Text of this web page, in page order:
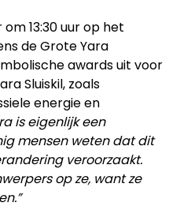
13:30 uur op het
de Grote Yara
awards uit voor
Sluiskil, zoals
energie en
is eigenlijk een
mensen weten dat dit
veroorzaakt.
op ze, want ze